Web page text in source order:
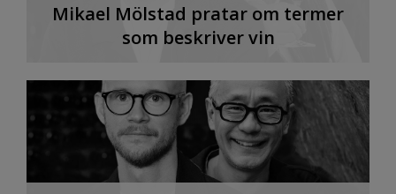
Mikael Mölstad pratar om termer
som beskriver vin